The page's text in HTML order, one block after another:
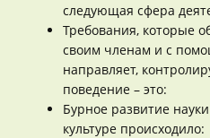
следующая сфера
Требования, которые
своим членам и с
направляет,
поведение – это:
Бурное развитие
культуре происходило: